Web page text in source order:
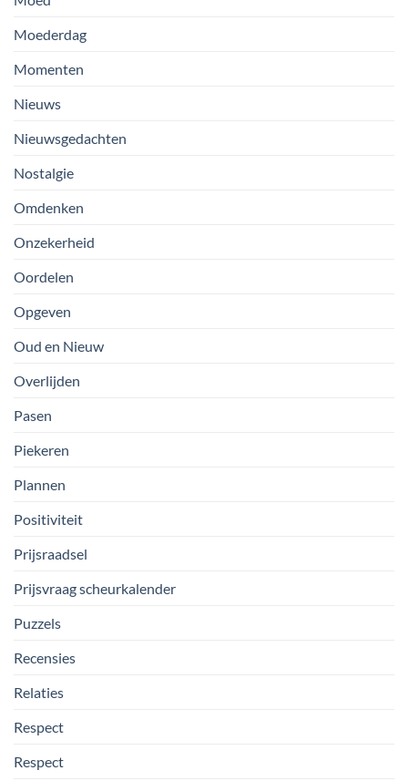
Moederdag
Momenten
Nieuws
Nieuwsgedachten
Nostalgie
Omdenken
Onzekerheid
Oordelen
Opgeven
Oud en Nieuw
Overlijden
Pasen
Piekeren
Plannen
Positiviteit
Prijsraadsel
Prijsvraag scheurkalender
Puzzels
Recensies
Relaties
Respect
Respect